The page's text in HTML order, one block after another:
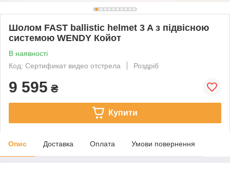
Шолом FAST ballistic helmet 3 A з підвісною
системою WENDY Койот
В наявності
Код: Сертификат видео отстрела
Роздріб
9 595 ₴
Купити
Опис Доставка Оплата Умови повернення